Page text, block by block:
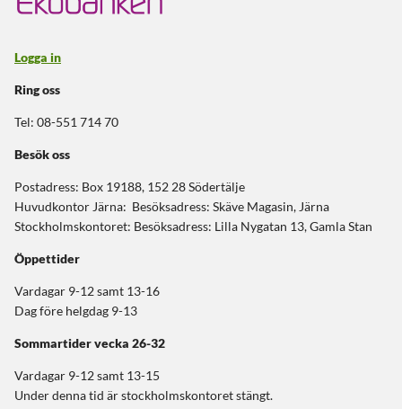
Logga in
Ring oss
Tel: 08-551 714 70
Besök oss
Postadress: Box 19188, 152 28 Södertälje
Huvudkontor Järna: Besöksadress: Skäve Magasin, Järna
Stockholmskontoret: Besöksadress: Lilla Nygatan 13, Gamla Stan
Öppettider
Vardagar 9-12 samt 13-16
Dag före helgdag 9-13
Sommartidervecka 26-32
Vardagar 9-12 samt 13-15
Under denna tid är stockholmskontoret stängt.